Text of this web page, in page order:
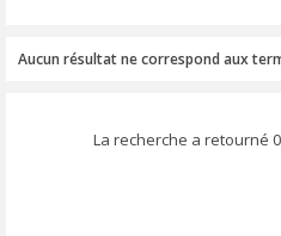
Aucun résultat ne correspond aux
La recherche a retourné